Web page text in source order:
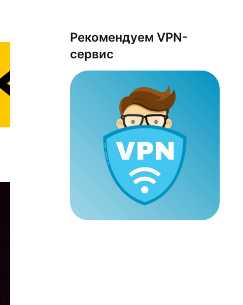
Рекомендуем VPN-
сервис